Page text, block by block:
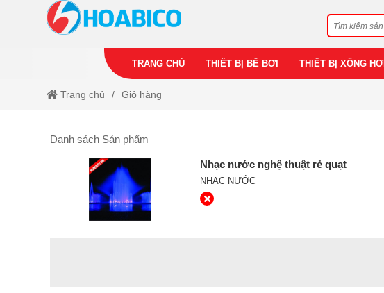
TRANG CHỦ THIẾT BỊ BỂ BƠI THIẾT BỊ XÔNG HƠI
Trang chủ Giỏ hàng
Danh sách Sản phẩm
Nhạc nước nghệ thuật rẻ quạt
NHẠC NƯỚC